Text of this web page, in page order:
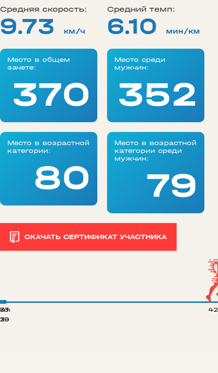
Средняя скорость:
9.73 км/ч
Средний темп:
6.10 мин/км
Место в общем
зачете:
370
Место среди
мужчин:
352
Место в возрастной
категории:
80
Место в возрастной
категории среди
мужчин:
79
СКАЧАТЬ СЕРТИФИКАТ УЧАСТНИКА
20
33
39